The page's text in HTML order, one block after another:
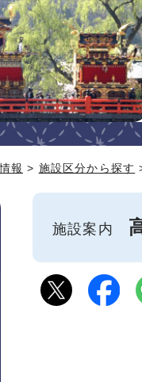
報 > 施設区分から探す
施設案内